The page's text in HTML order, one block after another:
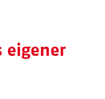
eigener